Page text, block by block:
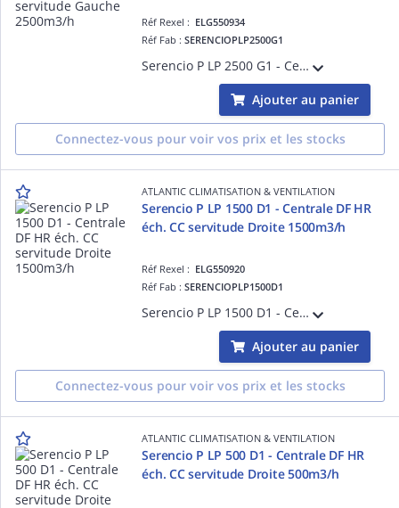
Réf Rexel : ELG550934
Réf Fab :SERENCIOPLP2500G1
Serencio P LP 2500 G1 - Centrale DF HR échangeur contre-courant servitude Gauche 2500m3/h - plugfan EC - isol. 30 mm laine minérale - EN 1886 : D2-L2-F9-T3-TB2 - Portes coulissantes et pompe de relevage condensats en standard
Ajouter au panier
Connectez-vous pour voir vos prix et les stocks
ATLANTIC CLIMATISATION & VENTILATION
Serencio P LP 1500 D1 - Centrale DF HR
éch. CC servitude Droite 1500m3/h
Réf Rexel : ELG550920
Réf Fab :SERENCIOPLP1500D1
Serencio P LP 1500 D1 - Centrale DF HR échangeur contre-courant servitude Droite 1500m3/h - plugfan EC - isol. 30 mm laine minérale - EN 1886 : D2-L2-F9-T3-TB2 - Portes coulissantes et pompe de relevage condensats en standard
Ajouter au panier
Connectez-vous pour voir vos prix et les stocks
ATLANTIC CLIMATISATION & VENTILATION
Serencio P LP 500 D1 - Centrale DF HR
éch. CC servitude Droite 500m3/h